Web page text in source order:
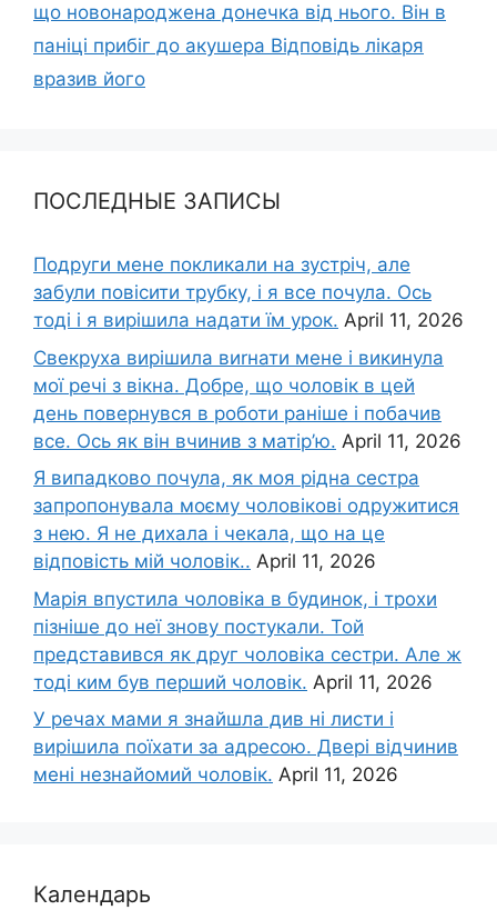
що новонароджена донечка від нього. Він в
паніці прибіг до акушера Відповідь лікаря
вразив його
ПОСЛЕДНЫЕ ЗАПИСЫ
Подруги мене покликали на зустріч, але
забули повісити трубку, і я все почула. Ось
тоді і я вирішила надати їм урок. April 11, 2026
Свекруха вирішила виrнати мене і викинула
мої речі з вікна. Добре, що чоловік в цей
день повернувся в роботи раніше і побачив
все. Ось як він вчинив з матір’ю. April 11, 2026
Я випадково почула, як моя рідна сестра
запропонувала моєму чоловікові одружитися
з нею. Я не дихала і чекала, що на це
відповість мій чоловік.. April 11, 2026
Марія впустила чоловіка в будинок, і трохи
пізніше до неї знову постукали. Той
представився як друг чоловіка сестри. Але ж
тоді ким був перший чоловік. April 11, 2026
У речах мами я знайшла див ні листи і
вирішила поїхати за адресою. Двері відчинив
мені незнайомий чоловік. April 11, 2026
Календарь